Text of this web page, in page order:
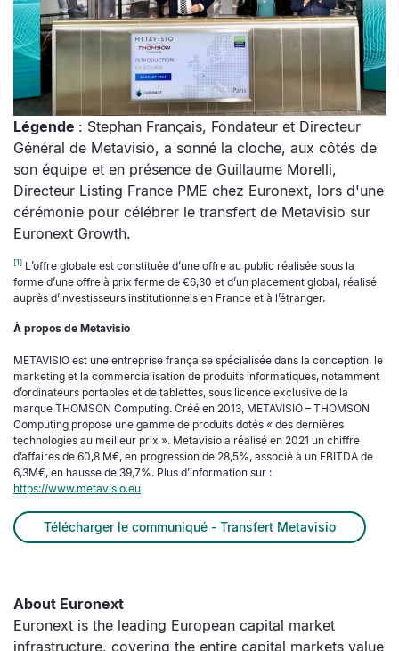
Légende : Stephan Français, Fondateur et Directeur
Général de Metavisio, a sonné la cloche, aux côtés de
son équipe et en présence de Guillaume Morelli,
Directeur Listing France PME chez Euronext, lors d'une
cérémonie pour célébrer le transfert de Metavisio sur
Euronext Growth.
[1] L’offre globale est constituée d’une offre au public réalisée sous la
forme d’une offre à prix ferme de €6,30 et d’un placement global, réalisé
auprès d’investisseurs institutionnels en France et à l’étranger.
À propos de Metavisio
METAVISIO est une entreprise française spécialisée dans la conception, le
marketing et la commercialisation de produits informatiques, notamment
d’ordinateurs portables et de tablettes, sous licence exclusive de la
marque THOMSON Computing. Créé en 2013, METAVISIO – THOMSON
Computing propose une gamme de produits dotés « des dernières
technologies au meilleur prix ». Metavisio a réalisé en 2021 un chiffre
d’affaires de 60,8 M€, en progression de 28,5%, associé à un EBITDA de
6,3M€, en hausse de 39,7%. Plus d’information sur :
https://www.metavisio.eu
Télécharger le communiqué - Transfert Metavisio
About Euronext
Euronext is the leading European capital market
infrastructure, covering the entire capital markets value